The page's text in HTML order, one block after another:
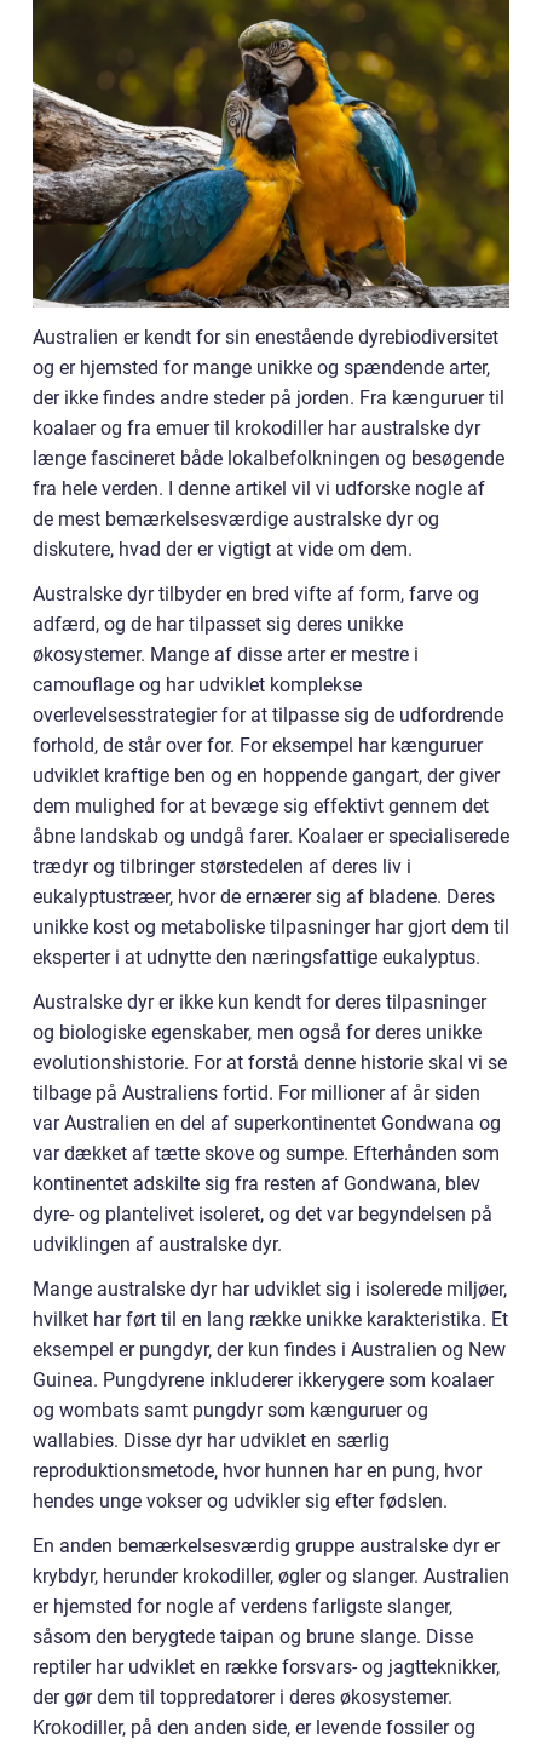
Australien er kendt for sin enestående dyrebiodiversitet
og er hjemsted for mange unikke og spændende arter,
der ikke findes andre steder på jorden. Fra kænguruer til
koalaer og fra emuer til krokodiller har australske dyr
længe fascineret både lokalbefolkningen og besøgende
fra hele verden. I denne artikel vil vi udforske nogle af
de mest bemærkelsesværdige australske dyr og
diskutere, hvad der er vigtigt at vide om dem.
Australske dyr tilbyder en bred vifte af form, farve og
adfærd, og de har tilpasset sig deres unikke
økosystemer. Mange af disse arter er mestre i
camouflage og har udviklet komplekse
overlevelsesstrategier for at tilpasse sig de udfordrende
forhold, de står over for. For eksempel har kænguruer
udviklet kraftige ben og en hoppende gangart, der giver
dem mulighed for at bevæge sig effektivt gennem det
åbne landskab og undgå farer. Koalaer er specialiserede
trædyr og tilbringer størstedelen af deres liv i
eukalyptustræer, hvor de ernærer sig af bladene. Deres
unikke kost og metaboliske tilpasninger har gjort dem til
eksperter i at udnytte den næringsfattige eukalyptus.
Australske dyr er ikke kun kendt for deres tilpasninger
og biologiske egenskaber, men også for deres unikke
evolutionshistorie. For at forstå denne historie skal vi se
tilbage på Australiens fortid. For millioner af år siden
var Australien en del af superkontinentet Gondwana og
var dækket af tætte skove og sumpe. Efterhånden som
kontinentet adskilte sig fra resten af Gondwana, blev
dyre- og plantelivet isoleret, og det var begyndelsen på
udviklingen af australske dyr.
Mange australske dyr har udviklet sig i isolerede miljøer,
hvilket har ført til en lang række unikke karakteristika. Et
eksempel er pungdyr, der kun findes i Australien og New
Guinea. Pungdyrene inkluderer ikkerygere som koalaer
og wombats samt pungdyr som kænguruer og
wallabies. Disse dyr har udviklet en særlig
reproduktionsmetode, hvor hunnen har en pung, hvor
hendes unge vokser og udvikler sig efter fødslen.
En anden bemærkelsesværdig gruppe australske dyr er
krybdyr, herunder krokodiller, øgler og slanger. Australien
er hjemsted for nogle af verdens farligste slanger,
såsom den berygtede taipan og brune slange. Disse
reptiler har udviklet en række forsvars- og jagtteknikker,
der gør dem til toppredatorer i deres økosystemer.
Krokodiller, på den anden side, er levende fossiler og